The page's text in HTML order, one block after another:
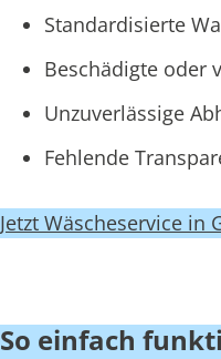
Standardisierte
Beschädigte oder
Unzuverlässige
Fehlende
Jetzt Wäscheservice in
So einfach